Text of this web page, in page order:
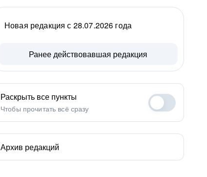
Новая редакция с 28.07.2026 года
Ранее действовавшая редакция
Раскрыть все пункты
Чтобы прочитать всё сразу
Архив редакций